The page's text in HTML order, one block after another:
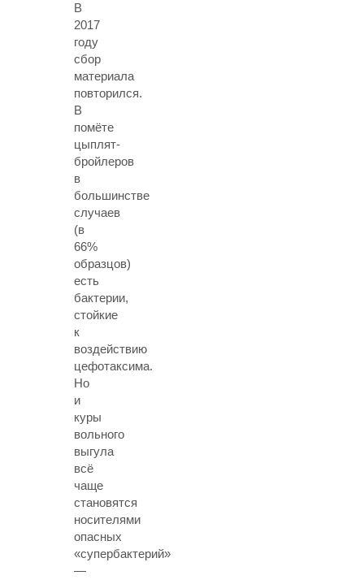
В
2017
году
сбор
материала
повторился.
В
помёте
цыплят-
бройлеров
в
большинстве
случаев
(в
66%
образцов)
есть
бактерии,
стойкие
к
воздействию
цефотаксима.
Но
и
куры
вольного
выгула
всё
чаще
становятся
носителями
опасных
«супербактерий»
—